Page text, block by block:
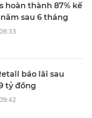
hoàn thành 87% kế
sau 6 tháng
báo lãi sau
tỷ đồng